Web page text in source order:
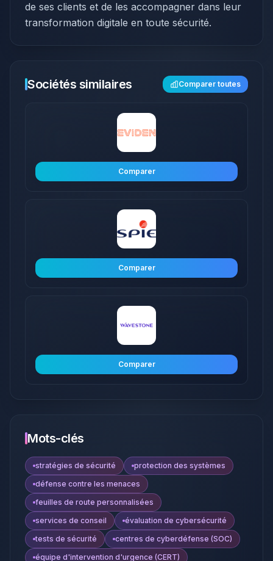
de ses clients et de les accompagner dans leur
transformation digitale en toute sécurité.
Sociétés similaires Comparer toutes
Comparer
Comparer
Comparer
Mots-clés
stratégies de sécurité
protection des systèmes
défense contre les menaces
feuilles de route personnalisées
services de conseil
évaluation de cybersécurité
tests de sécurité
centres de cyberdéfense (SOC)
équipe d'intervention d'urgence (CERT)